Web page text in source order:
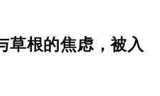
草根的焦虑，被入